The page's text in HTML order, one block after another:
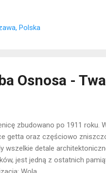
Polska
Osnosa -
zbudowano po 1911 roku.
getta oraz częściowo
wszelkie detale
jest jedną z ostatnich